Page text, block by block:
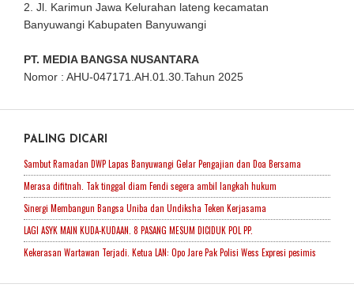
2. Jl. Karimun Jawa Kelurahan lateng kecamatan
Banyuwangi Kabupaten Banyuwangi
PT. MEDIA BANGSA NUSANTARA
Nomor : AHU-047171.AH.01.30.Tahun 2025
PALING DICARI
Sambut Ramadan DWP Lapas Banyuwangi Gelar Pengajian dan Doa Bersama
Merasa difitnah. Tak tinggal diam Fendi segera ambil langkah hukum
Sinergi Membangun Bangsa Uniba dan Undiksha Teken Kerjasama
LAGI ASYK MAIN KUDA-KUDAAN. 8 PASANG MESUM DICIDUK POL PP.
Kekerasan Wartawan Terjadi. Ketua LAN: Opo Jare Pak Polisi Wess Expresi pesimis